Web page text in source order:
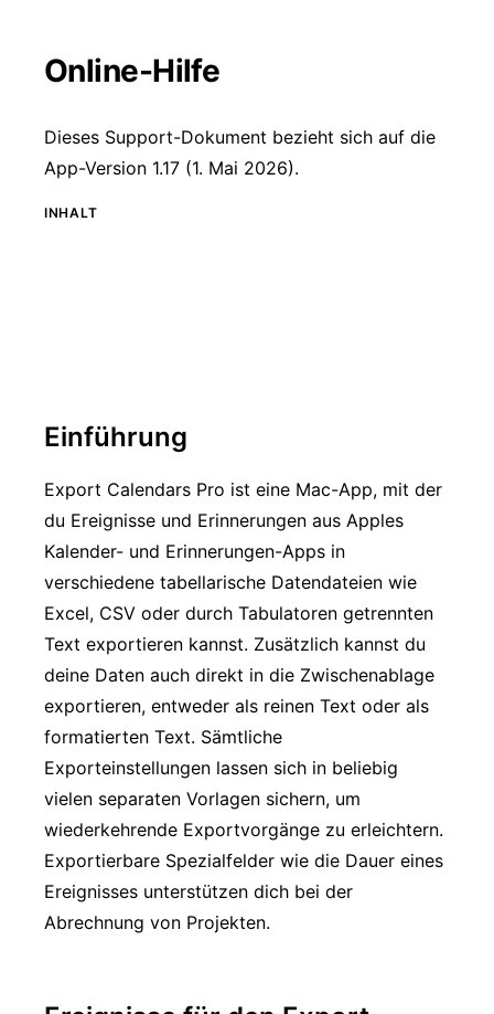
Online-Hilfe
Dieses Support-Dokument bezieht sich auf die
App-Version 1.17 (1. Mai 2026).
INHALT
Einführung
Export Calendars Pro ist eine Mac-App, mit der
du Ereignisse und Erinnerungen aus Apples
Kalender- und Erinnerungen-Apps in
verschiedene tabellarische Datendateien wie
Excel, CSV oder durch Tabulatoren getrennten
Text exportieren kannst. Zusätzlich kannst du
deine Daten auch direkt in die Zwischenablage
exportieren, entweder als reinen Text oder als
formatierten Text. Sämtliche
Exporteinstellungen lassen sich in beliebig
vielen separaten Vorlagen sichern, um
wiederkehrende Exportvorgänge zu erleichtern.
Exportierbare Spezialfelder wie die Dauer eines
Ereignisses unterstützen dich bei der
Abrechnung von Projekten.